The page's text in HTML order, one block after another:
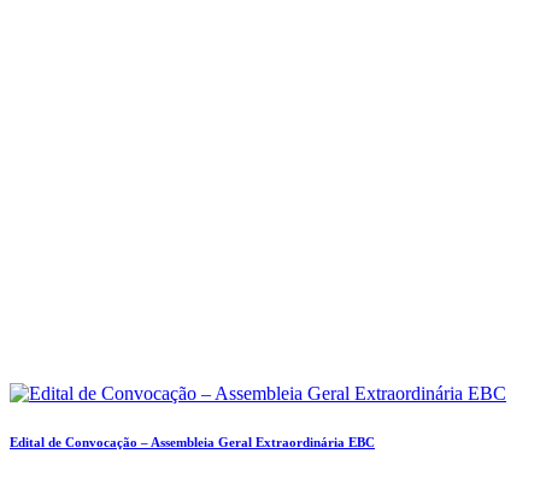
Edital de Convocação – Assembleia Geral Extraordinária EBC